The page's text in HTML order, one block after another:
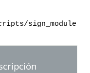
sign_module